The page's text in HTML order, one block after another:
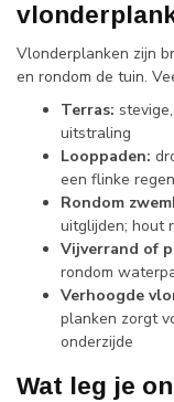
Vlonderplanken zijn
en rondom de tuin.
Terras:
uitstraling
Looppaden:
een flinke
Rondom
uitglijden; hout
Vijverrand of
rondom
Verhoogde
planken zorgt
onderzijde
Wat leg je